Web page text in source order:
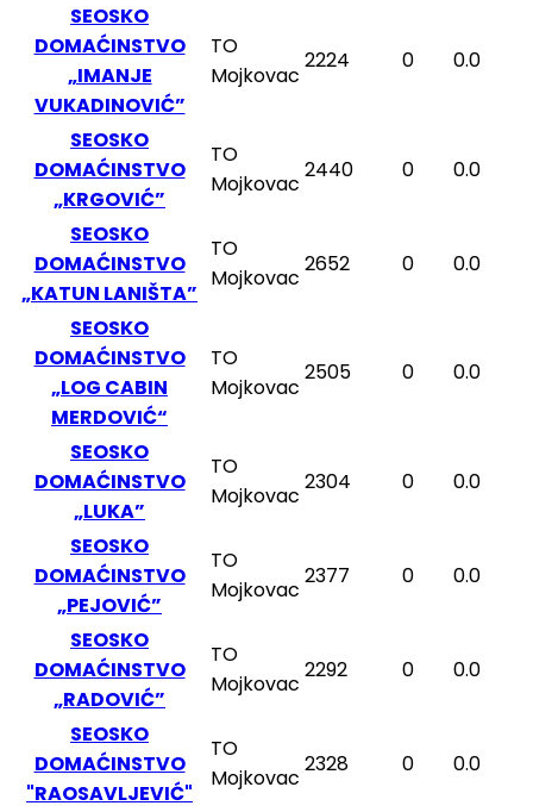
SEOSKO
DOMAĆINSTVO
„IMANJE
VUKADINOVIĆ”
TO
Mojkovac
2224 0 0.0
SEOSKO
DOMAĆINSTVO
„KRGOVIĆ”
TO
Mojkovac
2440 0 0.0
SEOSKO
DOMAĆINSTVO
„KATUN LANIŠTA”
TO
Mojkovac
2652 0 0.0
SEOSKO
DOMAĆINSTVO
„LOG CABIN
MERDOVIĆ“
TO
Mojkovac
2505 0 0.0
SEOSKO
DOMAĆINSTVO
„LUKA”
TO
Mojkovac
2304 0 0.0
SEOSKO
DOMAĆINSTVO
„PEJOVIĆ”
TO
Mojkovac
2377 0 0.0
SEOSKO
DOMAĆINSTVO
„RADOVIĆ”
TO
Mojkovac
2292 0 0.0
SEOSKO
DOMAĆINSTVO
"RAOSAVLJEVIĆ"
TO
Mojkovac
2328 0 0.0